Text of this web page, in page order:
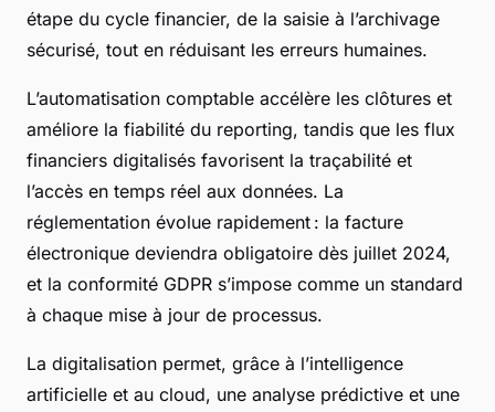
étape du cycle financier, de la saisie à l’archivage
sécurisé, tout en réduisant les erreurs humaines.
L’automatisation comptable accélère les clôtures et
améliore la fiabilité du reporting, tandis que les flux
financiers digitalisés favorisent la traçabilité et
l’accès en temps réel aux données. La
réglementation évolue rapidement : la facture
électronique deviendra obligatoire dès juillet 2024,
et la conformité GDPR s’impose comme un standard
à chaque mise à jour de processus.
La digitalisation permet, grâce à l’intelligence
artificielle et au cloud, une analyse prédictive et une